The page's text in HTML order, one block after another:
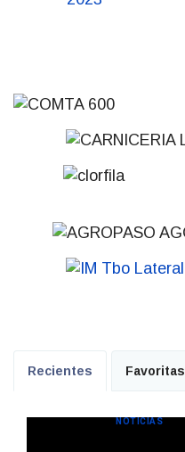
Recientes Favoritas
NOTICIAS